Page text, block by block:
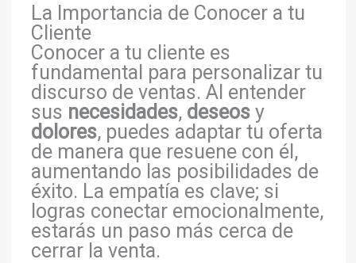
La Importancia de Conocer a tu
Cliente
Conocer a tu cliente es
fundamental para personalizar tu
discurso de ventas. Al entender
sus necesidades, deseosy
dolores, puedes adaptar tu oferta
de manera que resuene con él,
aumentando las posibilidades de
éxito. La empatía es clave; si
logras conectar emocionalmente,
estarás un paso más cerca de
cerrar la venta.